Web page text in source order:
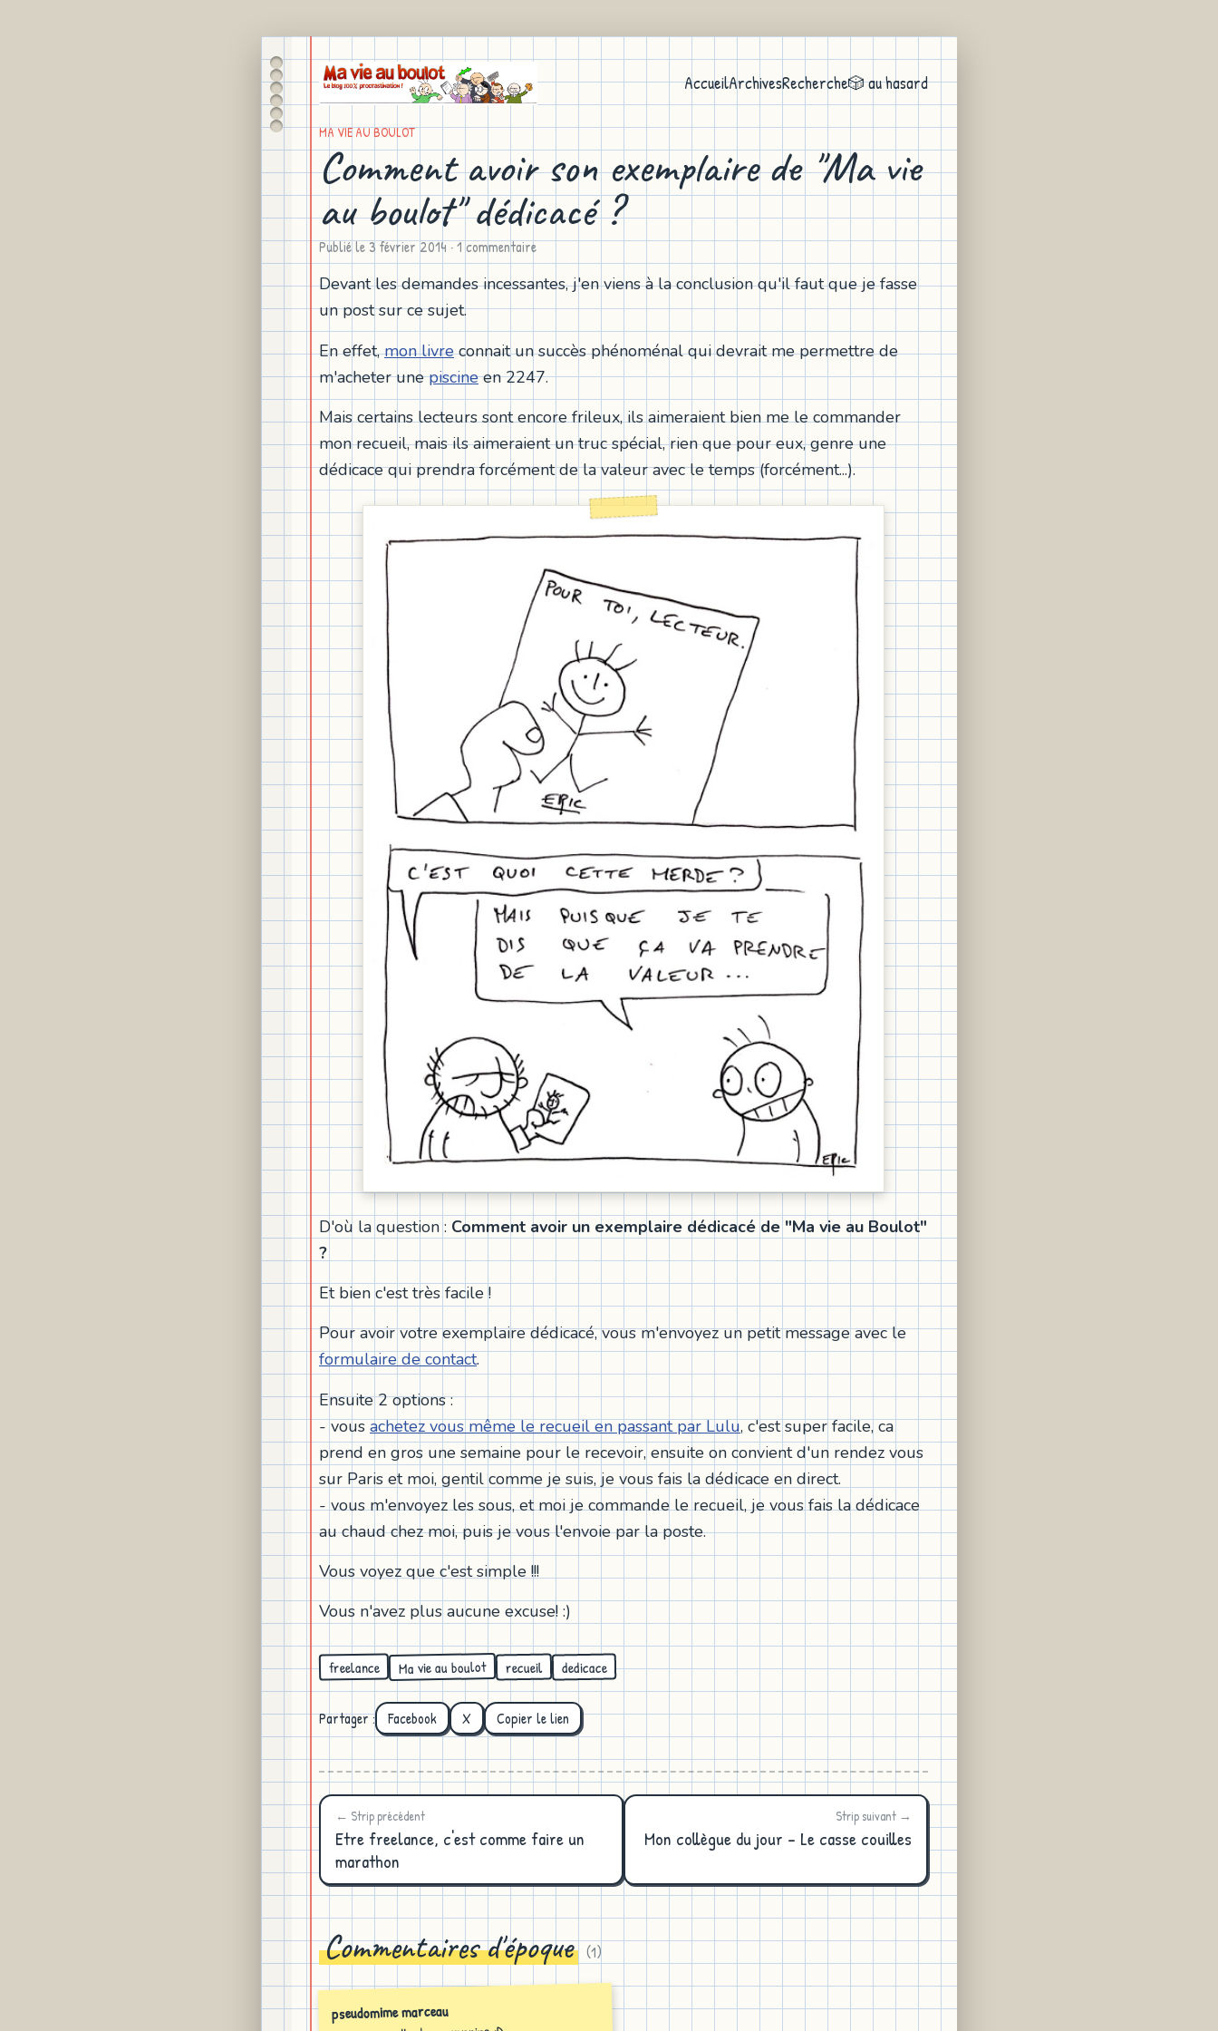
AccueilArchivesRecherche🎲 au hasard
MA VIE AU BOULOT
Comment avoir son exemplaire de "Ma vie
au boulot" dédicacé ?
Publié le3 février 2014· 1 commentaire
Devant les demandes incessantes, j'en viens à la conclusion qu'il faut que je fasse
un post sur ce sujet.
En effet,mon livreconnait un succès phénoménal qui devrait me permettre de
m'acheter unepiscineen 2247.
Mais certains lecteurs sont encore frileux, ils aimeraient bien me le commander
mon recueil, mais ils aimeraient un truc spécial, rien que pour eux, genre une
dédicace qui prendra forcément de la valeur avec le temps (forcément...).
D'où la question : Comment avoir un exemplaire dédicacé de "Ma vie au Boulot"
?
Et bien c'est très facile !
Pour avoir votre exemplaire dédicacé, vous m'envoyez un petit message avec le
formulaire de contact.
Ensuite 2 options :
- vousachetez vous même le recueil en passant par Lulu, c'est super facile, ca
prend en gros une semaine pour le recevoir, ensuite on convient d'un rendez vous
sur Paris et moi, gentil comme je suis, je vous fais la dédicace en direct.
- vous m'envoyez les sous, et moi je commande le recueil, je vous fais la dédicace
au chaud chez moi, puis je vous l'envoie par la poste.
Vous voyez que c'est simple !!!
Vous n'avez plus aucune excuse! :)
freelance Ma vie au boulot recueil dedicace
Partager : Facebook X Copier le lien
← Strip précédent
Etre freelance, c'est comme faire un
marathon
Strip suivant →
Mon collègue du jour - Le casse couilles
Commentaires d'époque (1)
pseudomime marceau